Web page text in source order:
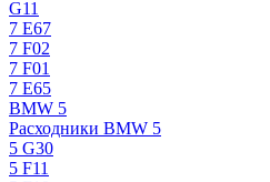
G11
7 Е67
7 F02
7 F01
7 E65
BMW 5
Расходники BMW 5
5 G30
5 F11